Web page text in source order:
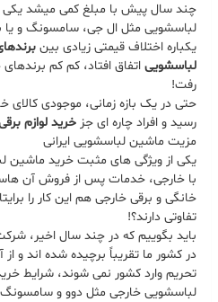
چند سال پیش با مبلغ کمی میشد یکی
لباسشویی مثل ال جی، سامسونگ و یا
یکباره اختلاف قیمتی زیادی بین
لباسشویی اتفاق افتاد، کم کم
رفت!
حتی در یک بازه زمانی، موجودی کالای
رسید و افراد چاره ای جز خرید لوازم
مزیت ماشین لباسشویی ایرانی
یکی از ویژگی های مثبت خرید ماشین
با خارجی، خدمات پس از فروش آن
خانگی و برقی خارجی هم این کار را
تفاوتی دارند؟!
باید بگوییم که در چند سال اخیر،
در کشور ما تقریباً برچیده شده اند و
تحریم وارد کشور نمی شوند، شرایط
لباسشویی خارجی مثل دوو و سامسونگ